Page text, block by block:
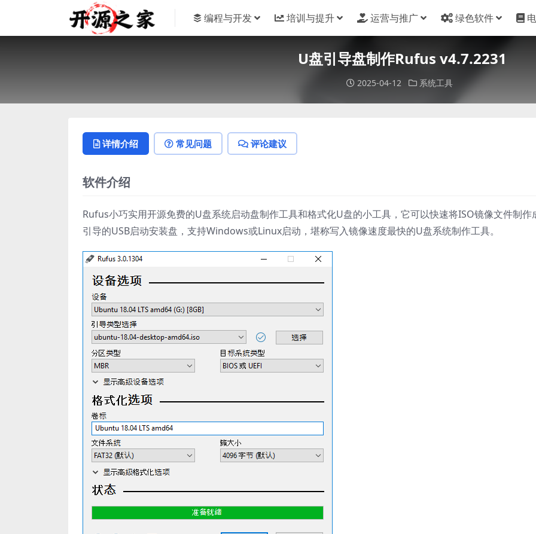
编程与开发 培训与提升 运营与推广 绿色软件
U盘引导盘制作Rufus v4.7.2231
2025-04-12 系统工具
详情介绍 常见问题 评论建议
软件介绍
Rufus小巧实用开源免费的U盘系统启动盘制作工具和格式化U盘的小工具，它可以快速将ISO镜像文件制作
引导的USB启动安装盘，支持Windows或Linux启动，堪称写入镜像速度最快的U盘系统制作工具。